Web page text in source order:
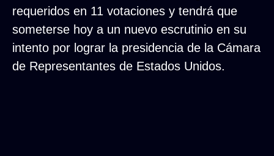
requeridos en 11 votaciones y tendrá que
someterse hoy a un nuevo escrutinio en su
intento por lograr la presidencia de la Cámara
de Representantes de Estados Unidos.